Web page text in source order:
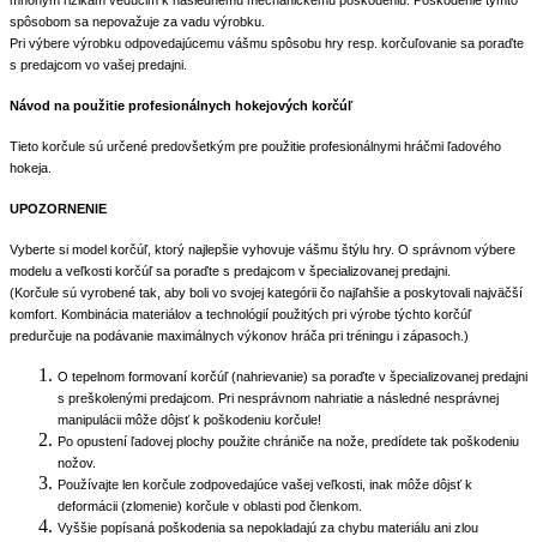
spôsobom sa nepovažuje za vadu výrobku.
Pri výbere výrobku odpovedajúcemu vášmu spôsobu hry resp. korčuľovanie sa poraďte
s predajcom vo vašej predajni.
Návod na použitie profesionálnych hokejových korčúľ
Tieto korčule sú určené predovšetkým pre použitie profesionálnymi hráčmi ľadového
hokeja.
UPOZORNENIE
Vyberte si model korčúľ, ktorý najlepšie vyhovuje vášmu štýlu hry. O správnom výbere
modelu a veľkosti korčúľ sa poraďte s predajcom v špecializovanej predajni.
(Korčule sú vyrobené tak, aby boli vo svojej kategórii čo najľahšie a poskytovali najväčší
komfort. Kombinácia materiálov a technológií použitých pri výrobe týchto korčúľ
predurčuje na podávanie maximálnych výkonov hráča pri tréningu i zápasoch.)
O tepelnom formovaní korčúľ (nahrievanie) sa poraďte v špecializovanej predajni
s preškolenými predajcom. Pri nesprávnom nahriatie a následné nesprávnej
manipulácii môže dôjsť k poškodeniu korčule!
Po opustení ľadovej plochy použite chrániče na nože, predídete tak poškodeniu
nožov.
Používajte len korčule zodpovedajúce vašej veľkosti, inak môže dôjsť k
deformácii (zlomenie) korčule v oblasti pod členkom.
Vyššie popísaná poškodenia sa nepokladajú za chybu materiálu ani zlou